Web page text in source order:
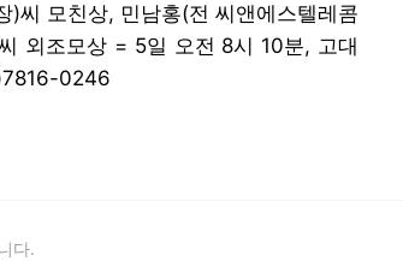
씨 모친상, 민남홍(전 씨앤에스텔레콤
외조모상 = 5일 오전 8시 10분, 고대
0246
다.